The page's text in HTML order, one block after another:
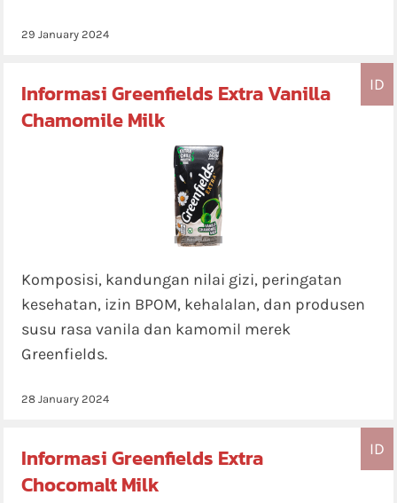
29 January 2024
ID
Informasi Greenfields Extra Vanilla
Chamomile Milk
Komposisi, kandungan nilai gizi, peringatan
kesehatan, izin BPOM, kehalalan, dan produsen
susu rasa vanila dan kamomil merek
Greenfields.
28 January 2024
ID
Informasi Greenfields Extra
Chocomalt Milk